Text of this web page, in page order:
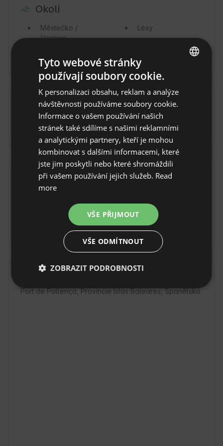
Okolí
Městečko /
Vesnice
Lesy
Doprava
Autem Letadlem
Pravidla objektu
Čas odhlášení: Do 10:00
Nevratná rezervace
Port de Pollença, Provincie Islas Baleares, Španělsko
SPANISH
GERMAN
ITALIAN
FRENCH
CZECH
Tyto webové stránky
používají soubory cookie.
K personalizaci obsahu, reklam a analýze
návštěvnosti používáme soubory cookie.
Informace o vašem používání našich
stránek také sdílíme s našimi reklamními
a analytickými partnery, kteří je mohou
kombinovat s dalšími informacemi, které
jste jim poskytli nebo které shromáždili
při vašem používání jejich služeb. Read
more
VŠE PŘIJMOUT
VŠE ODMÍTNOUT
ZOBRAZIT PODROBNOSTI